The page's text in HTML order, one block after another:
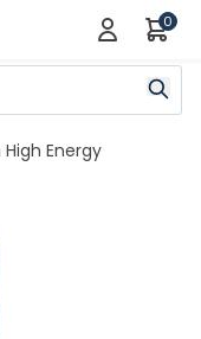
0
Energy